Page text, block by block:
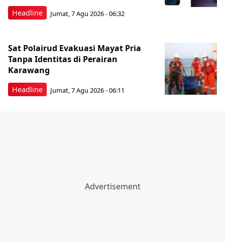
Headline Jumat, 7 Agu 2026 - 06:32
Headline
Sat Polairud Evakuasi Mayat Pria
Tanpa Identitas di Perairan
Karawang
Jumat, 7 Agu 2026 - 06:11